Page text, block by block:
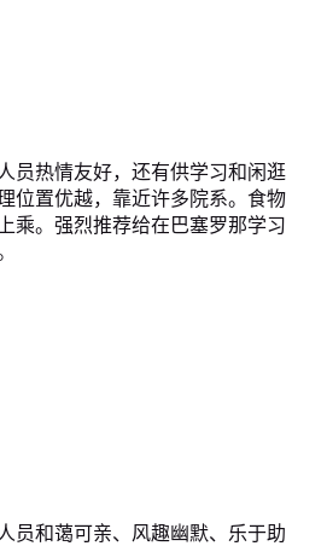
员热情友好，还有供学习和闲逛
位置优越，靠近许多院系。食物
乘。强烈推荐给在巴塞罗那学习
员和蔼可亲、风趣幽默、乐于助